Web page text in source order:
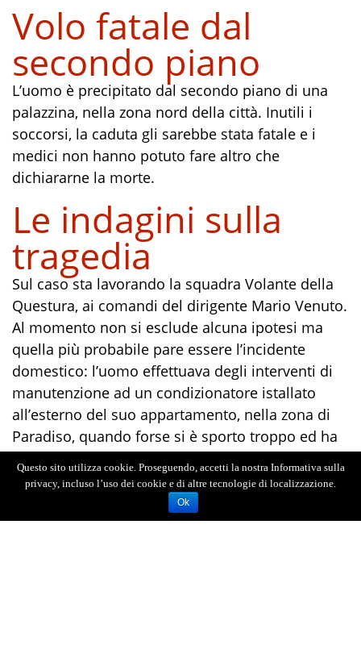
Volo fatale dal
secondo piano
L’uomo è precipitato dal secondo piano di una
palazzina, nella zona nord della città. Inutili i
soccorsi, la caduta gli sarebbe stata fatale e i
medici non hanno potuto fare altro che
dichiararne la morte.
Le indagini sulla
tragedia
Sul caso sta lavorando la squadra Volante della
Questura, ai comandi del dirigente Mario Venuto.
Al momento non si esclude alcuna ipotesi ma
quella più probabile pare essere l’incidente
domestico: l’uomo effettuava degli interventi di
manutenzione ad un condizionatore istallato
all’esterno del suo appartamento, nella zona di
Paradiso, quando forse si è sporto troppo ed ha
Questo sito utilizza cookie. Proseguendo, accetti la nostra Informativa sulla
privacy, incluso l’uso dei cookie e di altre tecnologie di localizzazione.
Ok